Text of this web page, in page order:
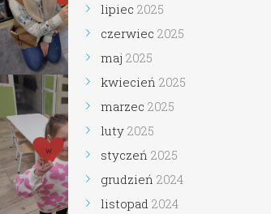
lipiec 2025
czerwiec 2025
maj 2025
kwiecień 2025
marzec 2025
luty 2025
styczeń 2025
grudzień 2024
listopad 2024